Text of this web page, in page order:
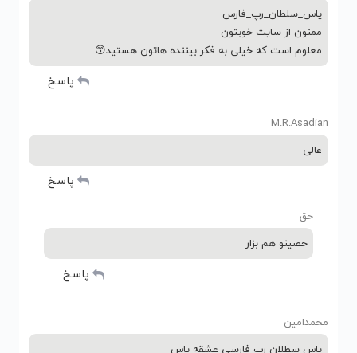
یاس_سلطان_رپ_فارس
ممنون از سایت خوبتون
معلوم است که خیلی به فکر بیننده هاتون هستید😙
پاسخ
M.R.Asadian
عالی
پاسخ
حق
حصینو هم بزار
پاسخ
محمدامین
یاس سطلان رپ فارسی عشقه یاس